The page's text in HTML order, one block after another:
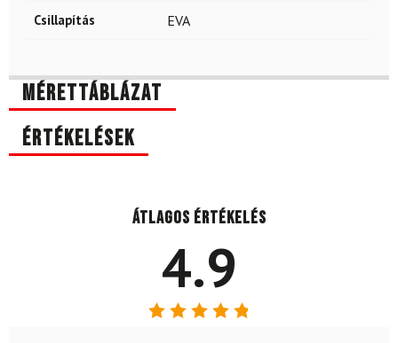
Csillapítás EVA
Mérettáblázat
Értékelések
Átlagos értékelés
4.9